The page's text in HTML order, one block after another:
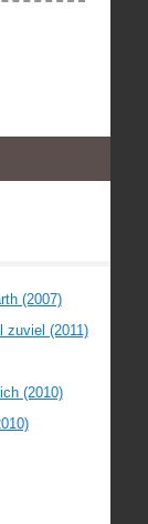
(2007)
zuviel (2011)
(2010)